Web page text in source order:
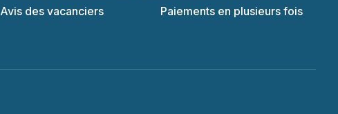
Avis des vacanciers
Paiements en plusieurs fois